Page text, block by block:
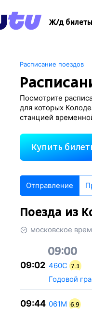
Ж/д билеты
Расписание поездов
Посмотрите
для которых
станцией
Купить
Отправление
Поезда из
московское
09:00
09:02 460С 7.1
Годовой
09:44 061М 6.9